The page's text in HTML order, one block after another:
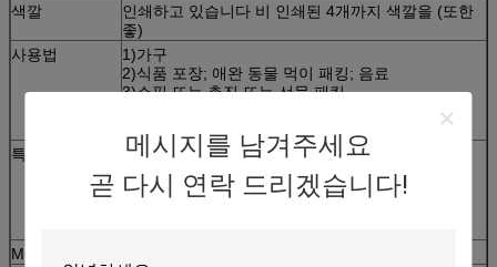
메시지를 남겨주세요
곧 다시 연락 드리겠습니다!
색깔
인쇄하고 있습니다 비 인쇄된 4개까지 색깔을 (또한
좋)
사용법
1)가구
2)식품 포장; 애완 동물 먹이 패킹; 음료
3)쇼핑 또는 촉진 또는 선물 패킹
특징
1.This 부대는 음식을 위해 널리 이용됩니다
2.Size, 색깔 및 othrer 명세는 클라이언트의 개인적
인 명세에 근거를 둡니다
MOQ